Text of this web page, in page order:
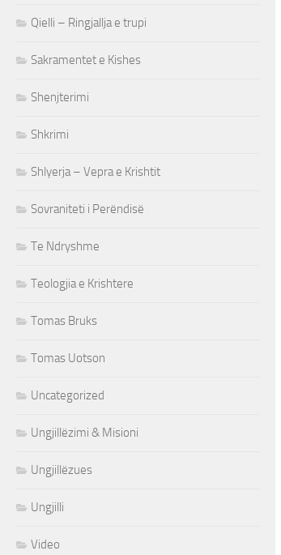
Qielli – Ringjallja e trupi
Sakramentet e Kishes
Shenjterimi
Shkrimi
Shlyerja – Vepra e Krishtit
Sovraniteti i Perëndisë
Te Ndryshme
Teologjia e Krishtere
Tomas Bruks
Tomas Uotson
Uncategorized
Ungjillëzimi & Misioni
Ungjillëzues
Ungjilli
Video